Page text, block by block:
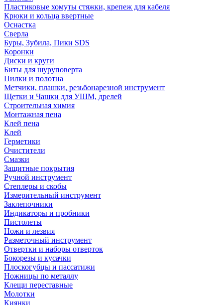
Пластиковые хомуты стяжки, крепеж для кабеля
Крюки и кольца ввертные
Оснастка
Сверла
Буры, Зубила, Пики SDS
Коронки
Диски и круги
Биты для шуруповерта
Пилки и полотна
Метчики, плашки, резьбонарезной инструмент
Щетки и Чашки для УШМ, дрелей
Строительная химия
Монтажная пена
Клей пена
Клей
Герметики
Очистители
Смазки
Защитные покрытия
Ручной инструмент
Степлеры и скобы
Измерительный инструмент
Заклепочники
Индикаторы и пробники
Пистолеты
Ножи и лезвия
Разметочный инструмент
Отвертки и наборы отверток
Бокорезы и кусачки
Плоскогубцы и пассатижи
Ножницы по металлу
Клещи переставные
Молотки
Киянки